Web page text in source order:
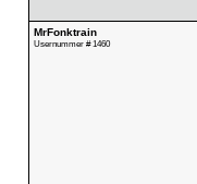
MrFonktrain
Usernummer # 1460